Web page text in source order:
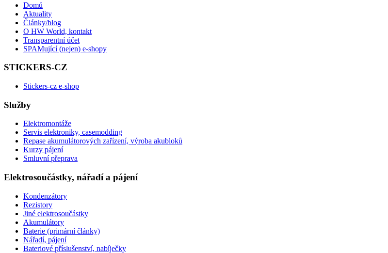
Domů
Aktuality
Články/blog
O HW World, kontakt
Transparentní účet
SPAMující (nejen) e-shopy
STICKERS-CZ
Stickers-cz e-shop
Služby
Elektromontáže
Servis elektroniky, casemodding
Repase akumulátorových zařízení, výroba akubloků
Kurzy pájení
Smluvní přeprava
Elektrosoučástky, nářadí a pájení
Kondenzátory
Rezistory
Jiné elektrosoučástky
Akumulátory
Baterie (primární články)
Nářadí, pájení
Bateriové příslušenství, nabíječky